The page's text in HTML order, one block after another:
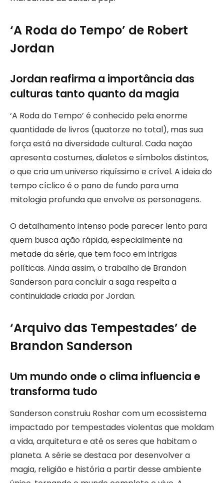
‘A Roda do Tempo’ de Robert
Jordan
Jordan reafirma a importância das
culturas tanto quanto da magia
‘A Roda do Tempo’ é conhecido pela enorme
quantidade de livros (quatorze no total), mas sua
força está na diversidade cultural. Cada nação
apresenta costumes, dialetos e símbolos distintos,
o que cria um universo riquíssimo e crível. A ideia do
tempo cíclico é o pano de fundo para uma
mitologia profunda que envolve os personagens.
O detalhamento intenso pode parecer lento para
quem busca ação rápida, especialmente na
metade da série, que tem foco em intrigas
políticas. Ainda assim, o trabalho de Brandon
Sanderson para concluir a saga respeita a
continuidade criada por Jordan.
‘Arquivo das Tempestades’ de
Brandon Sanderson
Um mundo onde o clima influencia e
transforma tudo
Sanderson construiu Roshar com um ecossistema
impactado por tempestades violentas que moldam
a vida, arquitetura e até os seres que habitam o
planeta. A série se destaca por desenvolver a
magia, religião e história a partir desse ambiente